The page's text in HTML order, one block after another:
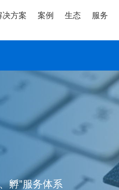
决方案 案例 生态 服务
孵”服务体系